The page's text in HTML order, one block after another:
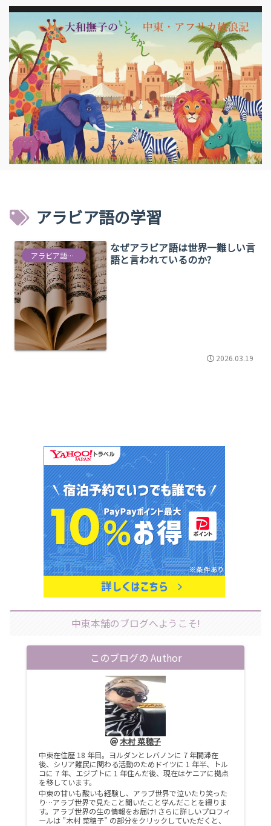
アラビア語の学習
アラビア語うんちく
なぜアラビア語は世界一難しい言
語と言われているのか?
2026.03.19
中東本舗のブログへようこそ!
このブログの Author
木村 菜穂子
中東在住歴 18 年目。ヨルダンとレバノンに 7 年間滞在
後、シリア難民に関わる活動のためドイツに 1 年半、トル
コに 7 年、エジプトに 1 年住んだ後、現在はケニアに拠点
を移しています。
中東の甘いも酸いも経験し、アラブ世界で泣いたり笑った
り…アラブ世界で見たこと聞いたこと学んだことを綴りま
す。アラブ世界の生の情報をお届け! さらに詳しいプロフィ
ールは ”木村 菜穂子” の部分をクリックしていただくと、